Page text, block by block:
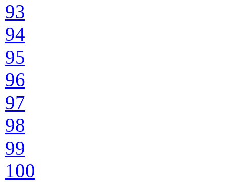
93
94
95
96
97
98
99
100